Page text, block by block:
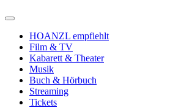
HOANZL empfiehlt
Film & TV
Kabarett & Theater
Musik
Buch & Hörbuch
Streaming
Tickets